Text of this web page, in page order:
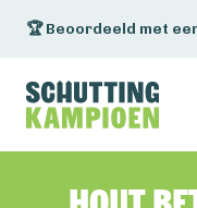
🏆 Beoordeeld met